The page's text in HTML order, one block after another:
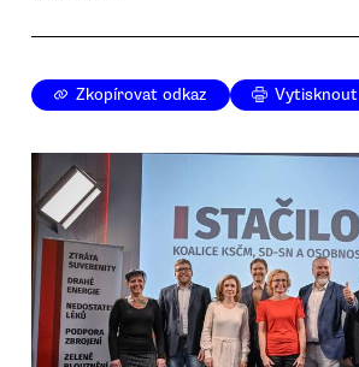
Zkopírovat odkaz Vytisknout